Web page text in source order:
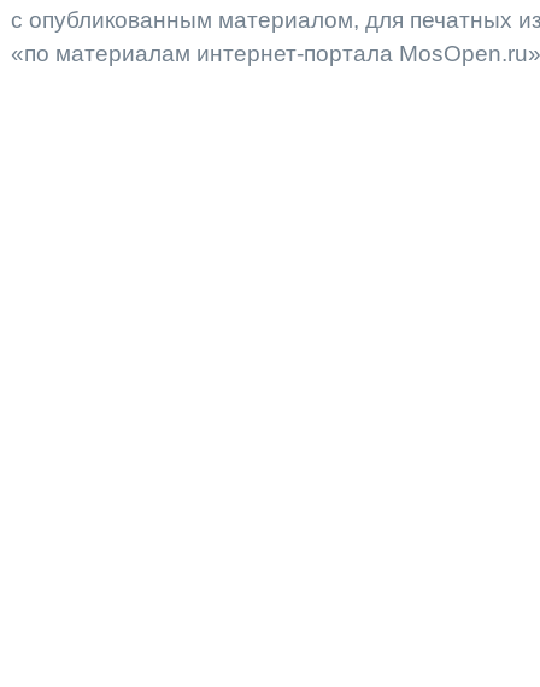
с опубликованным материалом, для печатных
«по материалам интернет-портала